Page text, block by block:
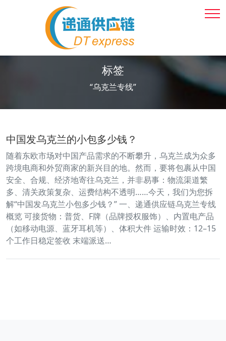
标签
“乌克兰专线”
中国发乌克兰的小包多少钱？
随着东欧市场对中国产品需求的不断攀升，乌克兰成为众多
跨境电商和外贸商家的新兴目的地。然而，要将包裹从中国
安全、合规、经济地寄往乌克兰，并非易事：物流渠道繁
多、清关政策复杂、运费结构不透明……今天，我们为您拆
解“中国发乌克兰小包多少钱？” 一、递通供应链乌克兰专线
概览 可接货物：普货、F牌（品牌授权服饰）、内置电产品
（如移动电源、蓝牙耳机等）、体积大件 运输时效：12–15
个工作日稳定签收 末端派送…